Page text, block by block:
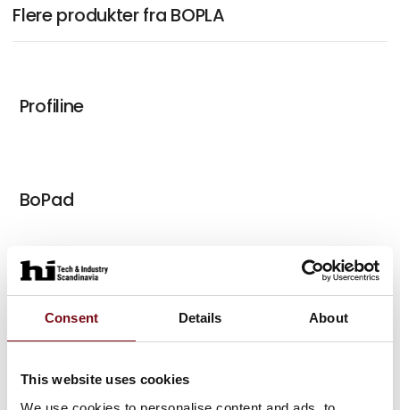
Consent Details About
This website uses cookies
Flere produkter fra BOPLA
Profiline
BoPad
BoLink
BoCube Alu